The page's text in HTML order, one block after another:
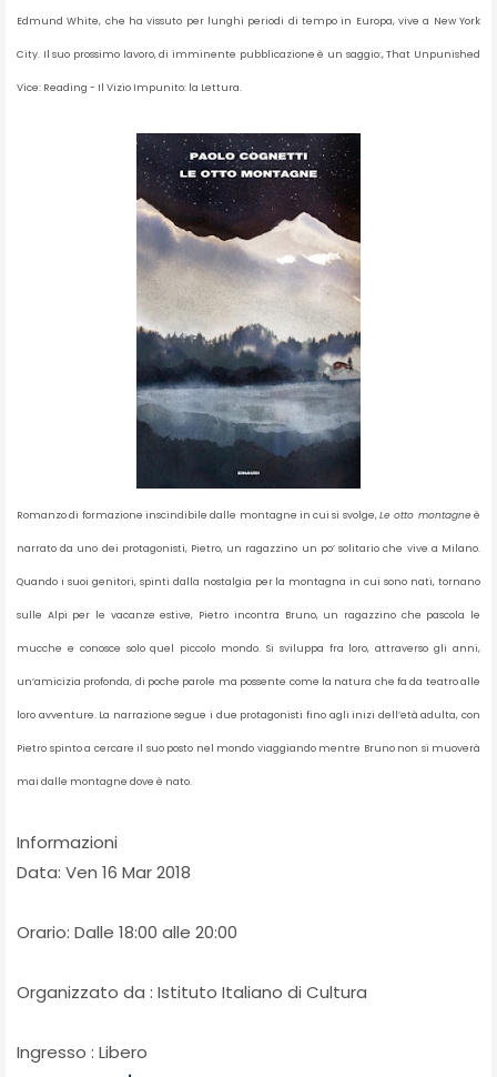
Edmund White, che ha vissuto per lunghi periodi di tempo in Europa, vive a New York
City. Il suo prossimo lavoro, di imminente pubblicazione è un saggio:, That Unpunished
Vice: Reading - Il Vizio Impunito: la Lettura.
Romanzo di formazione inscindibile dalle montagne in cui si svolge,Le otto montagneè
narrato da uno dei protagonisti, Pietro, un ragazzino un po’ solitario che vive a Milano.
Quando i suoi genitori, spinti dalla nostalgia per la montagna in cui sono nati, tornano
sulle Alpi per le vacanze estive, Pietro incontra Bruno, un ragazzino che pascola le
mucche e conosce solo quel piccolo mondo. Si sviluppa fra loro, attraverso gli anni,
un’amicizia profonda, di poche parole ma possente come la natura che fa da teatro alle
loro avventure. La narrazione segue i due protagonisti fino agli inizi dell’età adulta, con
Pietro spinto a cercare il suo posto nel mondo viaggiando mentre Bruno non si muoverà
mai dalle montagne dove è nato.
Informazioni
Data: Ven 16 Mar 2018
Orario: Dalle 18:00 alle 20:00
Organizzato da : Istituto Italiano di Cultura
Ingresso : Libero